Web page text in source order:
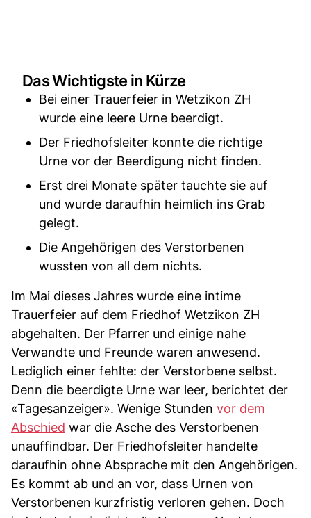
Das Wichtigste in Kürze
Bei einer Trauerfeier in Wetzikon ZH
wurde eine leere Urne beerdigt.
Der Friedhofsleiter konnte die richtige
Urne vor der Beerdigung nicht finden.
Erst drei Monate später tauchte sie auf
und wurde daraufhin heimlich ins Grab
gelegt.
Die Angehörigen des Verstorbenen
wussten von all dem nichts.
Im Mai dieses Jahres wurde eine intime
Trauerfeier auf dem Friedhof Wetzikon ZH
abgehalten. Der Pfarrer und einige nahe
Verwandte und Freunde waren anwesend.
Lediglich einer fehlte: der Verstorbene selbst.
Denn die beerdigte Urne war leer, berichtet der
«Tagesanzeiger». Wenige Stunden vor dem
Abschied war die Asche des Verstorbenen
unauffindbar. Der Friedhofsleiter handelte
daraufhin ohne Absprache mit den Angehörigen.
Es kommt ab und an vor, dass Urnen von
Verstorbenen kurzfristig verloren gehen. Doch